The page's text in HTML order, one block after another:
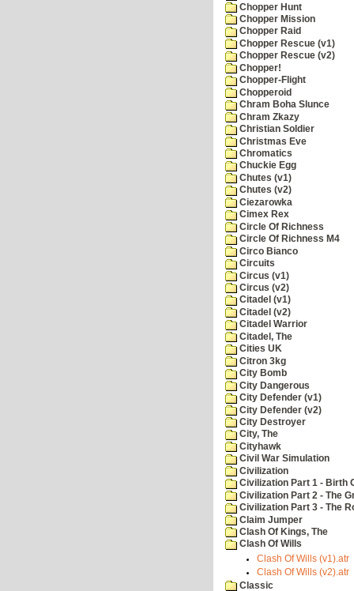
Chopper Hunt
Chopper Mission
Chopper Raid
Chopper Rescue (v1)
Chopper Rescue (v2)
Chopper!
Chopper-Flight
Chopperoid
Chram Boha Slunce
Chram Zkazy
Christian Soldier
Christmas Eve
Chromatics
Chuckie Egg
Chutes (v1)
Chutes (v2)
Ciezarowka
Cimex Rex
Circle Of Richness
Circle Of Richness M4
Circo Bianco
Circuits
Circus (v1)
Circus (v2)
Citadel (v1)
Citadel (v2)
Citadel Warrior
Citadel, The
Cities UK
Citron 3kg
City Bomb
City Dangerous
City Defender (v1)
City Defender (v2)
City Destroyer
City, The
Cityhawk
Civil War Simulation
Civilization
Civilization Part 1 - Birth
Civilization Part 2 - The
Civilization Part 3 - The
Claim Jumper
Clash Of Kings, The
Clash Of Wills
Clash Of Wills (v1).atr
Clash Of Wills (v2).atr
Classic